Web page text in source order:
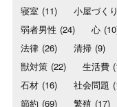
寝室 (11) 小屋づくり
弱者男性 (24) 心
法律 (26) 清掃 (9)
獣対策 (22) 生活費
石材 (16) 社会問題
節約 (69) 繁殖 (17)